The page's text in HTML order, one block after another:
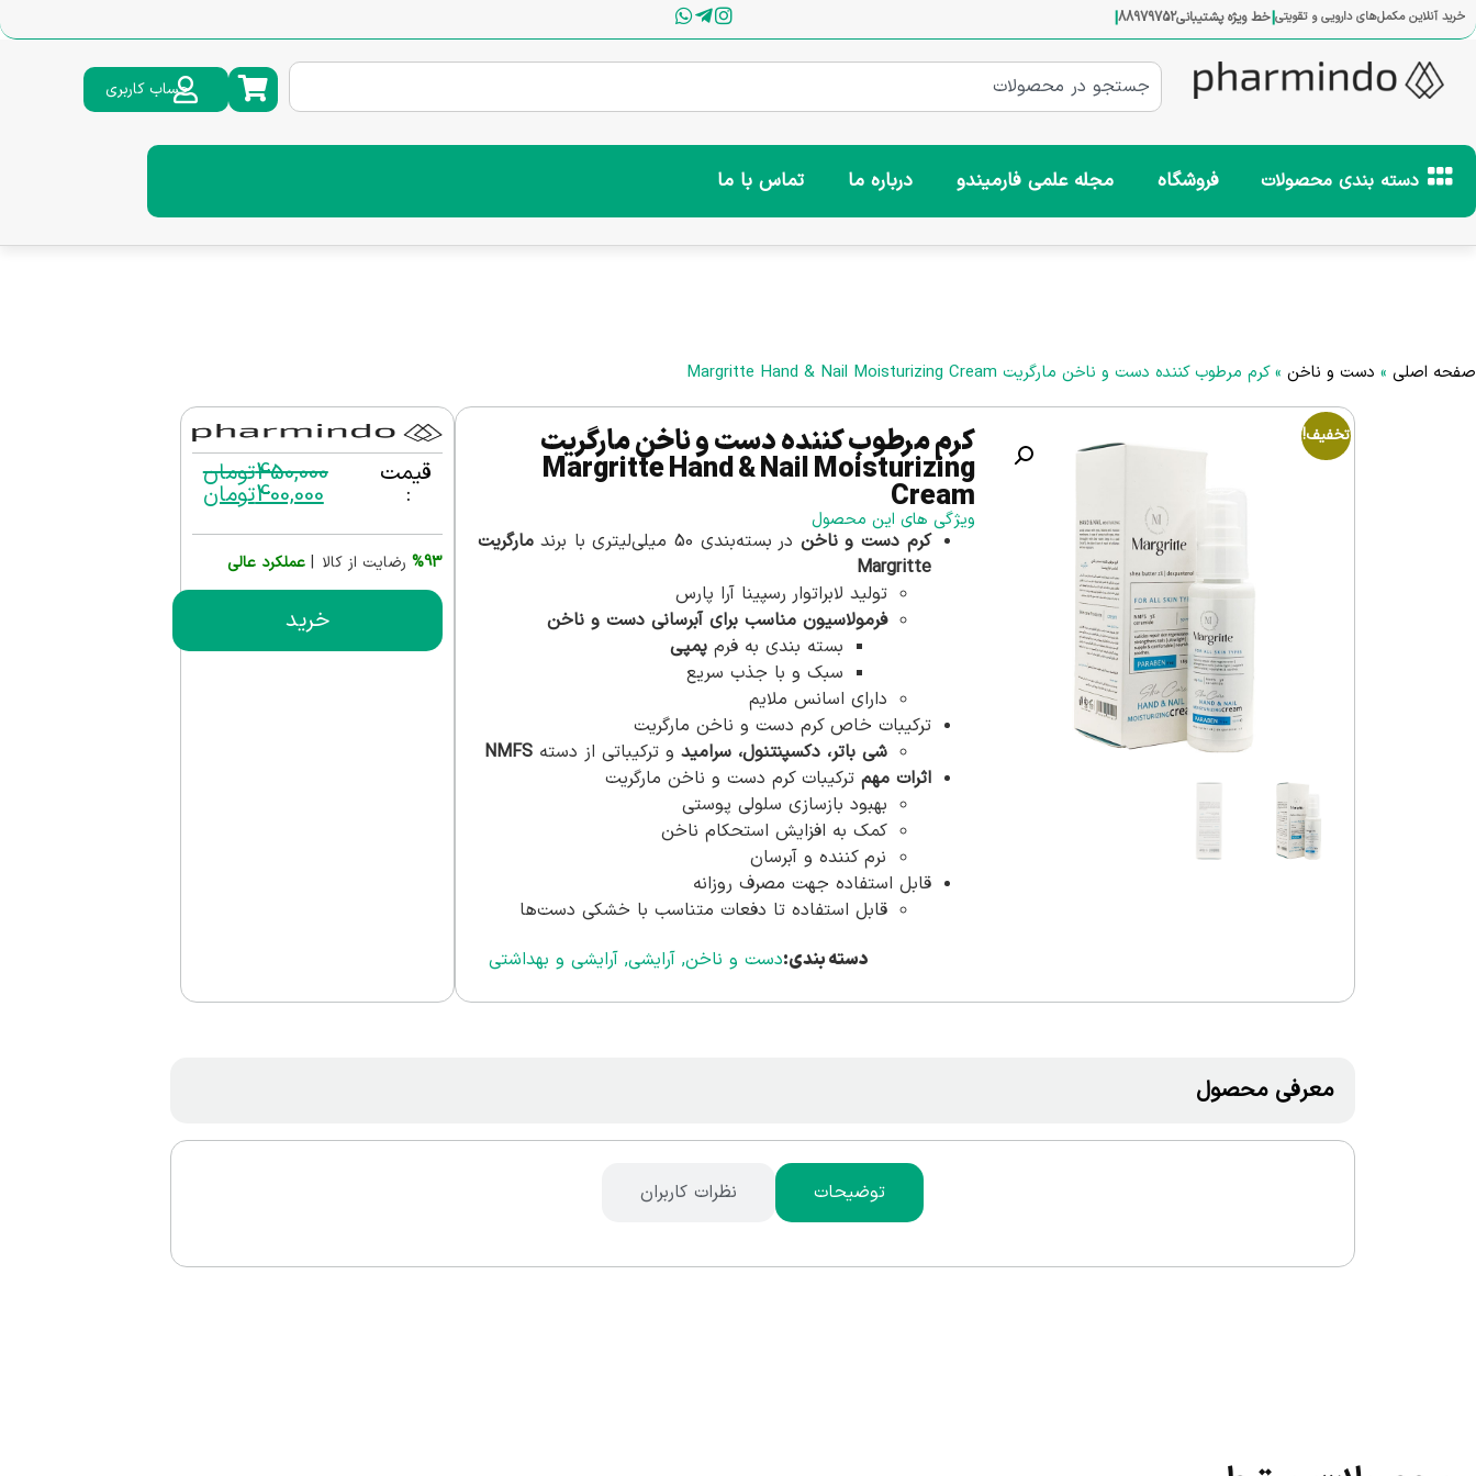
خرید آنلاین مکمل‌های دارویی و تقویتی|خط ویژه پشتیبانی88979752
|
حساب کاربری
دسته بندی محصولات فروشگاه مجله علمی فارمیندو درباره ما تماس با ما
صفحه اصلی » دست و ناخن »کرم مرطوب کننده دست و ناخن مارگریت Margritte Hand & Nail Moisturizing Cream
تخفیف! کرم مرطوب کننده دست و ناخن مارگریت
Margritte Hand & Nail Moisturizing
Cream
ویژگی های این محصول
کرم دست و ناخن در بسته‌بندی 50 میلی‌لیتری با برند
مارگریت
Margritte
تولید لابراتوار رسپینا آرا پارس
فرمولاسیون مناسب برای آبرسانی دست و ناخن
بسته بندی به فرمپمپی
سبک و با جذب سریع
دارای اسانس ملایم
ترکیبات خاص کرم دست و ناخن مارگریت
شی باتر، دکسپنتنول، سرامید و ترکیباتی از دستهNMFS
اثرات مهم ترکیبات کرم دست و ناخن مارگریت
بهبود بازسازی سلولی پوستی
کمک به افزایش استحکام ناخن
نرم کننده و آبرسان
قابل استفاده جهت مصرف روزانه
قابل استفاده تا دفعات متناسب با خشکی دست‌ها
دست و ناخن,آرایشی,آرایشی و بهداشتی دسته بندی:
قیمت
:
450,000تومان
400,000تومان
%93 رضایت از کالا | عملکرد عالی
خرید
معرفی محصول
توضیحات نظرات کاربران